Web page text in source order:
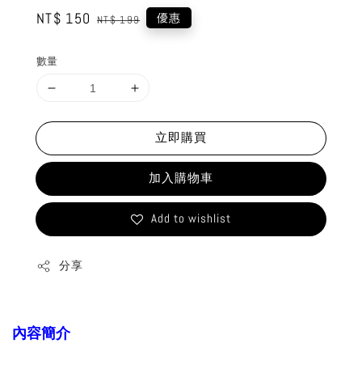
Sale
NT$ 150 Regular
NT$ 199 優惠
數量
立即購買
加入購物車
Add to wishlist
分享
內容簡介